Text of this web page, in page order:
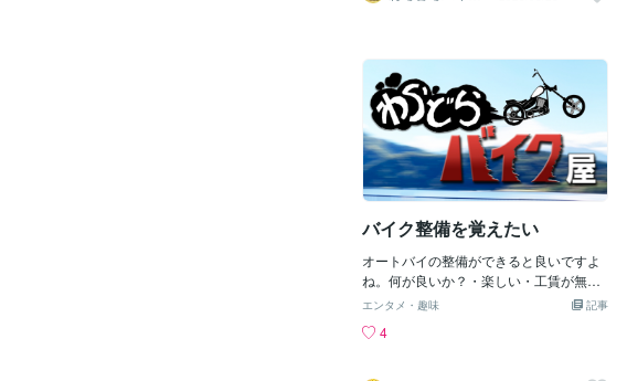
19mmまで）が含まれていると便利で
一般的なサイズ（8mmから19mmまで）
が含まれていると便利です。延長棒やス
ライドハンドルも含まれていると便利で
す。 ３・アレンレンチセット：オートバ
イの多くの箇所にアレンボルトが使用さ
れているため、アレンレンチセットは必
須です。一般的なサイズ（2mmから10m
mまで）が含まれると便利です。 ４．ラ
チェットハンドルセット：狭いスペース
に役立ちます。フレキシブルな延長棒や
アダプターが付属しているとさらに便利
です。 ５．プライヤーセット：留め具の
取り外しやワイヤーの切断などに使用し
屋
バイク整備を覚えたい
オートバイの整備ができると良いですよ
ね。何が良いか？・楽しい・工賃が無い
（自分でやるから）・カスタム車が直せ
イクと車がのれるかも？※バイクの整備は
記事
エンタメ・趣味
4